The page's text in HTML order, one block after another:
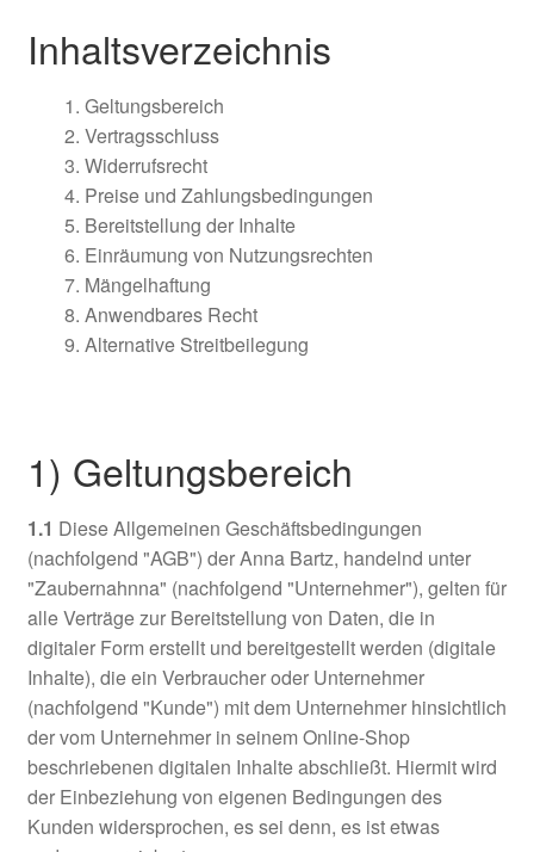
Widerrufsbelehrung & Widerrufsformular
Datenschutzerklärung
Impressum
Zahlungsarten
Versandarten
Mein-Konto
Inhaltsverzeichnis
Geltungsbereich
Vertragsschluss
Widerrufsrecht
Preise und Zahlungsbedingungen
Bereitstellung der Inhalte
Einräumung von Nutzungsrechten
Mängelhaftung
Anwendbares Recht
Alternative Streitbeilegung
1) Geltungsbereich
1.1 Diese Allgemeinen Geschäftsbedingungen
(nachfolgend "AGB") der Anna Bartz, handelnd unter
"Zaubernahnna" (nachfolgend "Unternehmer"), gelten für
alle Verträge zur Bereitstellung von Daten, die in
digitaler Form erstellt und bereitgestellt werden (digitale
Inhalte), die ein Verbraucher oder Unternehmer
(nachfolgend "Kunde") mit dem Unternehmer hinsichtlich
der vom Unternehmer in seinem Online-Shop
beschriebenen digitalen Inhalte abschließt. Hiermit wird
der Einbeziehung von eigenen Bedingungen des
Kunden widersprochen, es sei denn, es ist etwas